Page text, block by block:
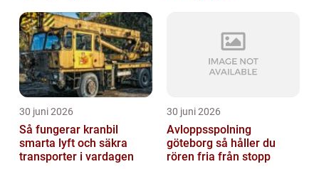
30 juni 2026
Så fungerar kranbil
smarta lyft och säkra
transporter i vardagen
30 juni 2026
Avloppsspolning
göteborg så håller du
rören fria från stopp